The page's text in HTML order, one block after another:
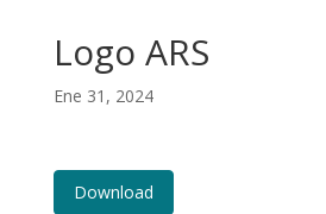
Logo ARS
Ene 31, 2024
Download